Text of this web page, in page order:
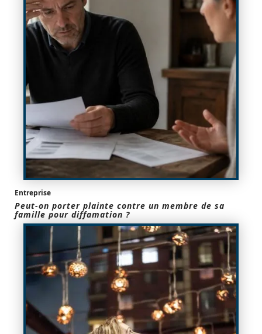
Entreprise
Peut-on porter plainte contre un membre de sa
famille pour diffamation ?